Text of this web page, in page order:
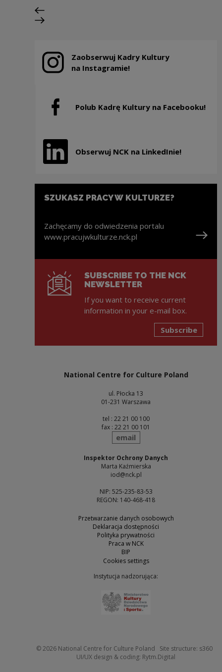
Previous slide
Next slide
Zaobserwuj Kadry Kultury
na Instagramie!
Note, the link will open in a new window
Polub Kadrę Kultury na Facebooku!
Note, the link will open in a new window
Obserwuj NCK na LinkedInie!
Note, the link will open in a new window
SZUKASZ PRACY W KULTURZE?
Zachęcamy do odwiedzenia portalu
www.pracujwkulturze.nck.pl
SUBSCRIBE TO THE NCK
NEWSLETTER
If you want to receive current
information in your e-mail box.
Subscribe
National Centre for Culture Poland
ul. Płocka 13
01-231 Warszawa
tel : 22 21 00 100
fax : 22 21 00 101
send
email
Inspektor Ochrony Danych
Marta Kaźmierska
iod@nck.pl
NIP: 525-235-83-53
REGON: 140-468-418
Przetwarzanie danych osobowych
Deklaracja dostępności
Polityka prywatności
Praca w NCK
BIP
Cookies settings
Instytucja nadzorująca:
© 2026 National Centre for Culture Poland Site structure: s360
UI/UX design & coding: Rytm.Digital